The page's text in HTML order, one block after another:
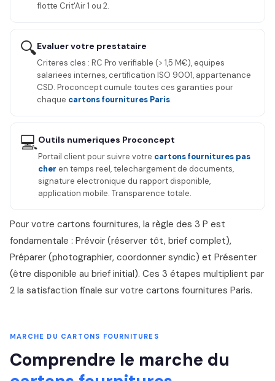
flotte Crit'Air 1 ou 2.
🔍Evaluer votre prestataire
Criteres cles : RC Pro verifiable (> 1,5 M€), equipes
salariees internes, certification ISO 9001, appartenance
CSD. Proconcept cumule toutes ces garanties pour
chaque cartons fournitures Paris.
💻Outils numeriques Proconcept
Portail client pour suivre votre cartons fournitures pas
cher en temps reel, telechargement de documents,
signature electronique du rapport disponible,
application mobile. Transparence totale.
Pour votre cartons fournitures, la règle des 3 P est
fondamentale : Prévoir (réserver tôt, brief complet),
Préparer (photographier, coordonner syndic) et Présenter
(être disponible au brief initial). Ces 3 étapes multiplient par
2 la satisfaction finale sur votre cartons fournitures Paris.
MARCHE DU CARTONS FOURNITURES
Comprendre le marche du